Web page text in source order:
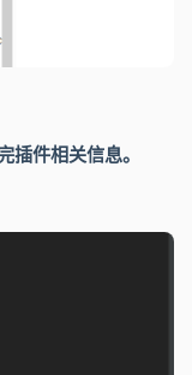
插件相关信息。